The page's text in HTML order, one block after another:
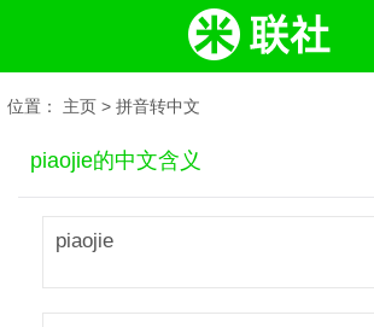
位置： 主页 > 拼音转中文
piaojie的中文含义
piaojie